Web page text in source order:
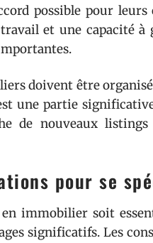
possible pour
et une capacité
doivent être
une partie
de nouveaux listings
pour se
en immobilier soit
significatifs. Les